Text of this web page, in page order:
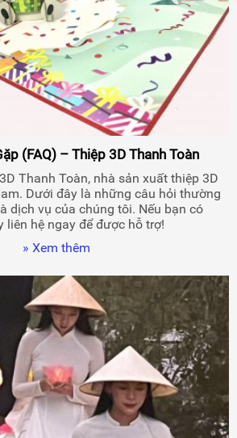
(FAQ) – Thiệp 3D Thanh Toàn
Thanh Toàn, nhà sản xuất thiệp 3D
Dưới đây là những câu hỏi thường
dịch vụ của chúng tôi. Nếu bạn có
liên hệ ngay để được hỗ trợ!
» Xem thêm